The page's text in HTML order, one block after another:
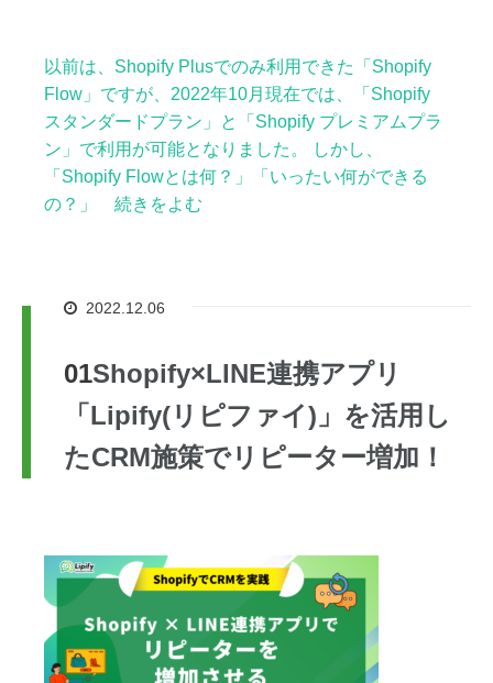
以前は、Shopify Plusでのみ利用できた「Shopify
Flow」ですが、2022年10月現在では、「Shopify
スタンダードプラン」と「Shopify プレミアムプラ
ン」で利用が可能となりました。 しかし、
「Shopify Flowとは何？」「いったい何ができる
の？」 続きをよむ
2022.12.06
Shopify×LINE連携アプリ
「Lipify(リピファイ)」を活用し
たCRM施策でリピーター増加！